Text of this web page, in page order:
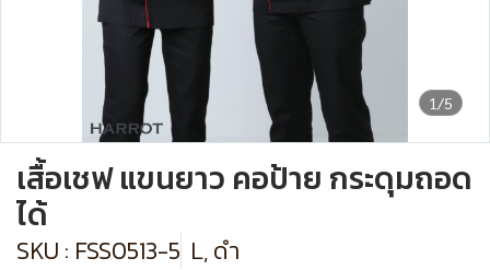
1/5
เสื้อเชฟ แขนยาว คอป้าย กระดุมถอด
ได้
SKU : FSS0513-5 L, ดำ